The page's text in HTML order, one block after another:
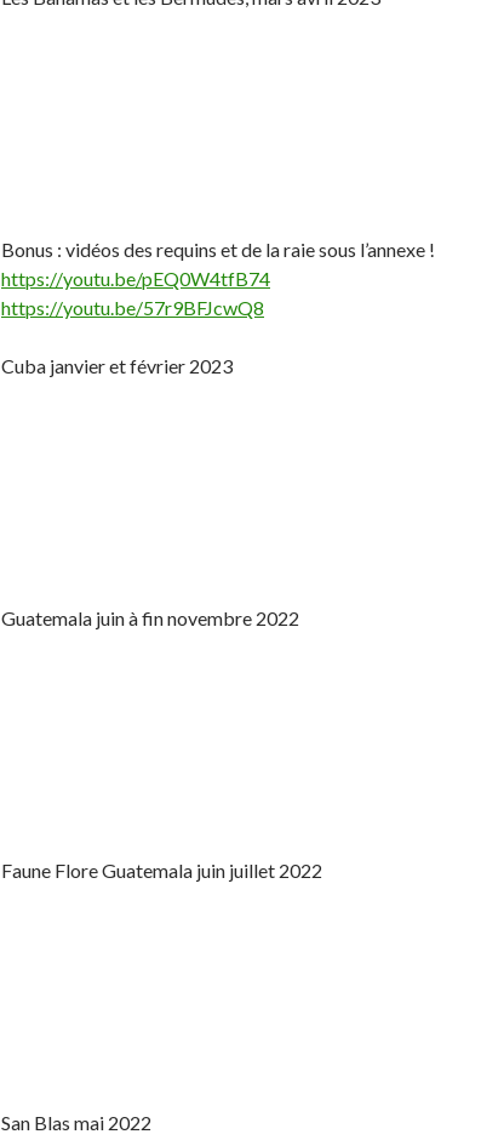
Bonus : vidéos des requins et de la raie sous l’annexe !
https://youtu.be/pEQ0W4tfB74
https://youtu.be/57r9BFJcwQ8
Cuba janvier et février 2023
Guatemala juin à fin novembre 2022
Faune Flore Guatemala juin juillet 2022
San Blas mai 2022